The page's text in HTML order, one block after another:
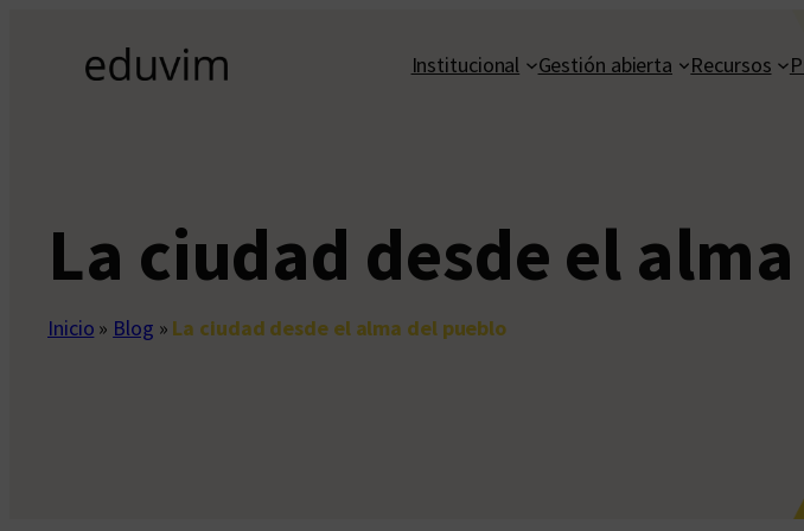
contenido
Institucional Gestión abierta Recursos
La ciudad desde el
Inicio » Blog » La ciudad desde el alma del pueblo